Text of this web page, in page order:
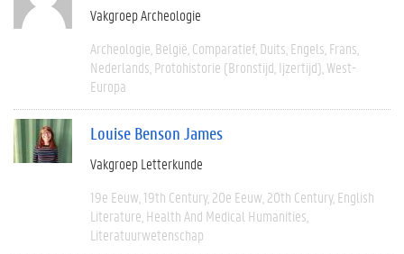
Vakgroep Archeologie
Archeologie België Comparatief Duits Engels Frans
Nederlands Protohistorie (bronstijd, Ijzertijd) West-
Europa
Louise Benson James
Vakgroep Letterkunde
19e Eeuw 19th Century 20e Eeuw 20th Century English
Literature Health And Medical Humanities
Literatuurwetenschap